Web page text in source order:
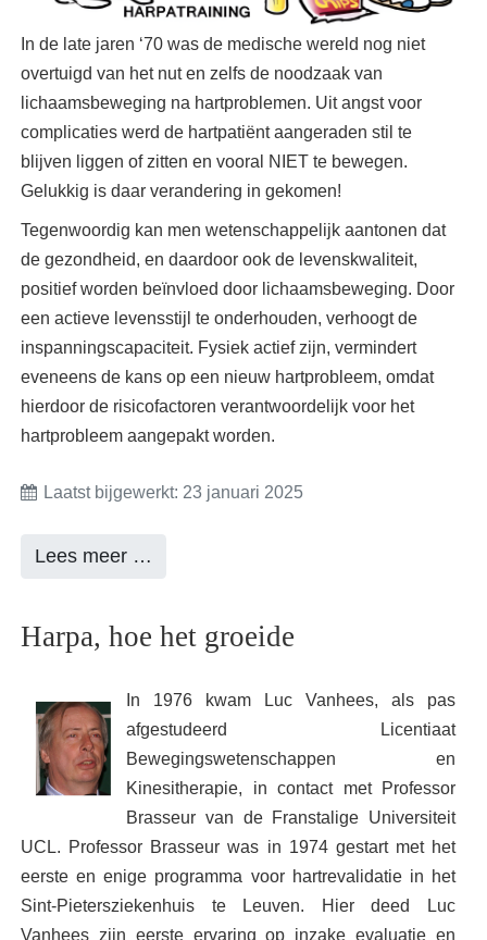
In de late jaren ‘70 was de medische wereld nog niet
overtuigd van het nut en zelfs de noodzaak van
lichaamsbeweging na hartproblemen. Uit angst voor
complicaties werd de hartpatiënt aangeraden stil te
blijven liggen of zitten en vooral NIET te bewegen.
Gelukkig is daar verandering in gekomen!
Tegenwoordig kan men wetenschappelijk aantonen dat
de gezondheid, en daardoor ook de levenskwaliteit,
positief worden beïnvloed door lichaamsbeweging. Door
een actieve levensstijl te onderhouden, verhoogt de
inspanningscapaciteit. Fysiek actief zijn, vermindert
eveneens de kans op een nieuw hartprobleem, omdat
hierdoor de risicofactoren verantwoordelijk voor het
hartprobleem aangepakt worden.
Laatst bijgewerkt: 23 januari 2025
Lees meer …
Harpa, hoe het groeide
In 1976 kwam Luc Vanhees, als pas
afgestudeerd Licentiaat
Bewegingswetenschappen en
Kinesitherapie, in contact met Professor
Brasseur van de Franstalige Universiteit
UCL. Professor Brasseur was in 1974 gestart met het
eerste en enige programma voor hartrevalidatie in het
Sint-Pietersziekenhuis te Leuven. Hier deed Luc
Vanhees zijn eerste ervaring op inzake evaluatie en